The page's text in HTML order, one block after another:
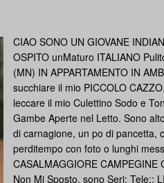
CIAO SONO UN GIOVANE
OSPITO unMaturo ITALIANO
(MN) IN APPARTAMENTO IN
succhiare il mio PICCOLO
leccare il mio Culettino Sodo e
Gambe Aperte nel Letto. Sono
di carnagione, un po di pancetta,
perditempo con foto o lunghi
CASALMAGGIORE CAMPEGINE
Non Mi Sposto, sono Seri: Tele::